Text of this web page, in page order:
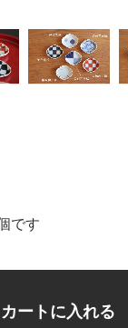
です
カートに入れる